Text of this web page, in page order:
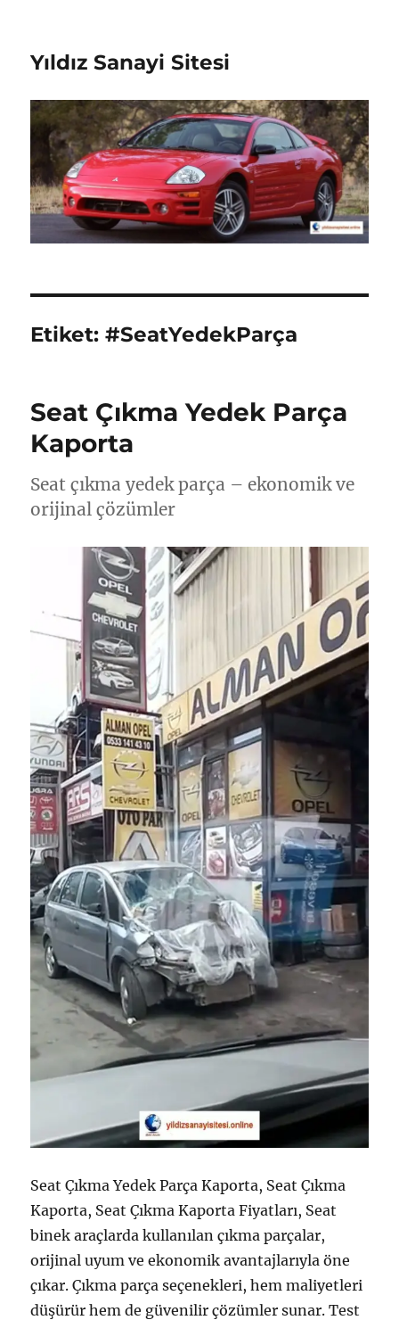
Yıldız Sanayi Sitesi
Etiket:#SeatYedekParça
Seat Çıkma Yedek Parça
Kaporta
Seat çıkma yedek parça – ekonomik ve
orijinal çözümler
Seat Çıkma Yedek Parça Kaporta, Seat Çıkma
Kaporta, Seat Çıkma Kaporta Fiyatları, Seat
binek araçlarda kullanılan çıkma parçalar,
orijinal uyum ve ekonomik avantajlarıyla öne
çıkar. Çıkma parça seçenekleri, hem maliyetleri
düşürür hem de güvenilir çözümler sunar. Test